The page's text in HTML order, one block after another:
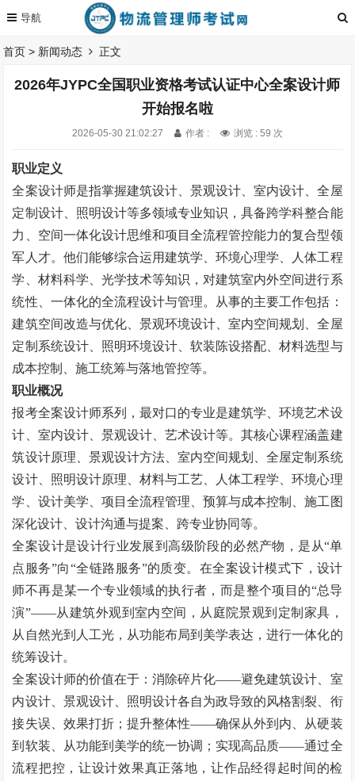
首页 > 新闻动态 正文
2026年JYPC全国职业资格考试认证中心全案设计师
开始报名啦
2026-05-30 21:02:27 作者 : 浏览 : 59 次
职业定义
全案设计师是指掌握建筑设计、景观设计、室内设计、全屋
定制设计、照明设计等多领域专业知识，具备跨学科整合能
力、空间一体化设计思维和项目全流程管控能力的复合型领
军人才。他们能够综合运用建筑学、环境心理学、人体工程
学、材料科学、光学技术等知识，对建筑室内外空间进行系
统性、一体化的全流程设计与管理。从事的主要工作包括：
建筑空间改造与优化、景观环境设计、室内空间规划、全屋
定制系统设计、照明环境设计、软装陈设搭配、材料选型与
成本控制、施工统筹与落地管控等。
职业概况
报考全案设计师系列，最对口的专业是建筑学、环境艺术设
计、室内设计、景观设计、艺术设计等。其核心课程涵盖建
筑设计原理、景观设计方法、室内空间规划、全屋定制系统
设计、照明设计原理、材料与工艺、人体工程学、环境心理
学、设计美学、项目全流程管理、预算与成本控制、施工图
深化设计、设计沟通与提案、跨专业协同等。
全案设计是设计行业发展到高级阶段的必然产物，是从“单
点服务”向“全链路服务”的质变。在全案设计模式下，设计
师不再是某一个专业领域的执行者，而是整个项目的“总导
演”——从建筑外观到室内空间，从庭院景观到定制家具，
从自然光到人工光，从功能布局到美学表达，进行一体化的
统筹设计。
全案设计师的价值在于：消除碎片化——避免建筑设计、室
内设计、景观设计、照明设计各自为政导致的风格割裂、衔
接失误、效果打折；提升整体性——确保从外到内、从硬装
到软装、从功能到美学的统一协调；实现高品质——通过全
流程把控，让设计效果真正落地，让作品经得起时间的检